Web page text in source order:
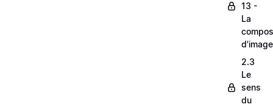
13 -
La
d'image
2.3
Le
sens
du